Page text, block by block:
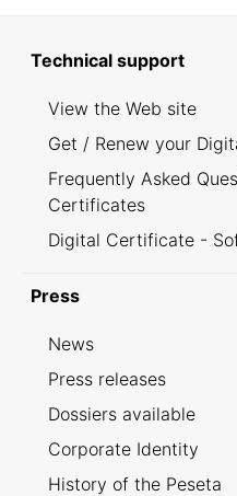
Technical support
View the Web site
Get / Renew your
Frequently Asked
Certificates
Digital Certificate -
Press
News
Press releases
Dossiers available
Corporate Identity
History of the Peseta